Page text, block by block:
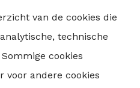
van de cookies die
technische
cookies
voor andere cookies